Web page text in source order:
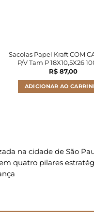
Sacolas Papel Kraft COM
P/V Tam P 18X10,5X26
R$ 87,00
ADICIONAR AO
na cidade de São
quatro pilares